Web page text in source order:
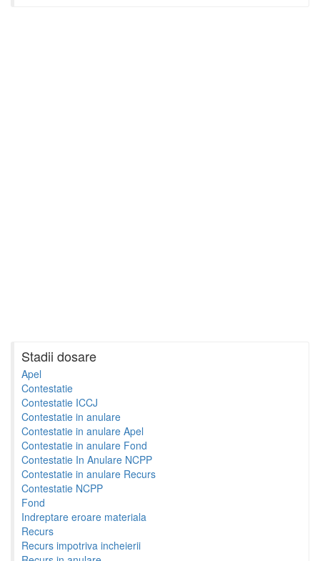
Stadii dosare
Apel
Contestatie
Contestatie ICCJ
Contestatie in anulare
Contestatie in anulare Apel
Contestatie in anulare Fond
Contestatie In Anulare NCPP
Contestatie in anulare Recurs
Contestatie NCPP
Fond
Indreptare eroare materiala
Recurs
Recurs impotriva incheierii